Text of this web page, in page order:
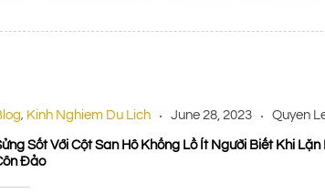
, Kinh Nghiem Du Lich June 28, 2023 Quyen
Sốt Với Cột San Hô Khổng Lồ Ít Người Biết Khi Lặn
Đảo